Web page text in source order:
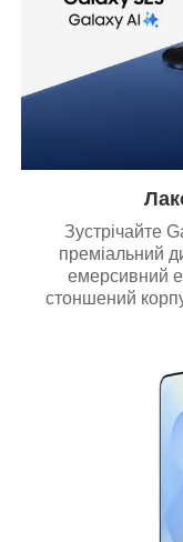
Зустрічайте
преміальний
емерсивний
стоншений